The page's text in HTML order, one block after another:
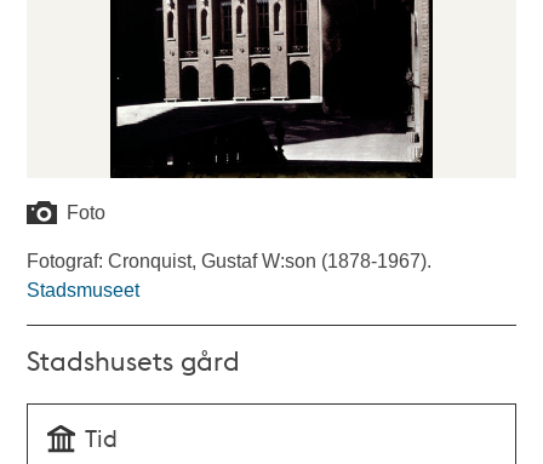
Foto
Fotograf: Cronquist, Gustaf W:son (1878-1967).
Stadsmuseet
Stadshusets gård
Tid